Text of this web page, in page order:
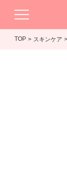
TOP スキンケア